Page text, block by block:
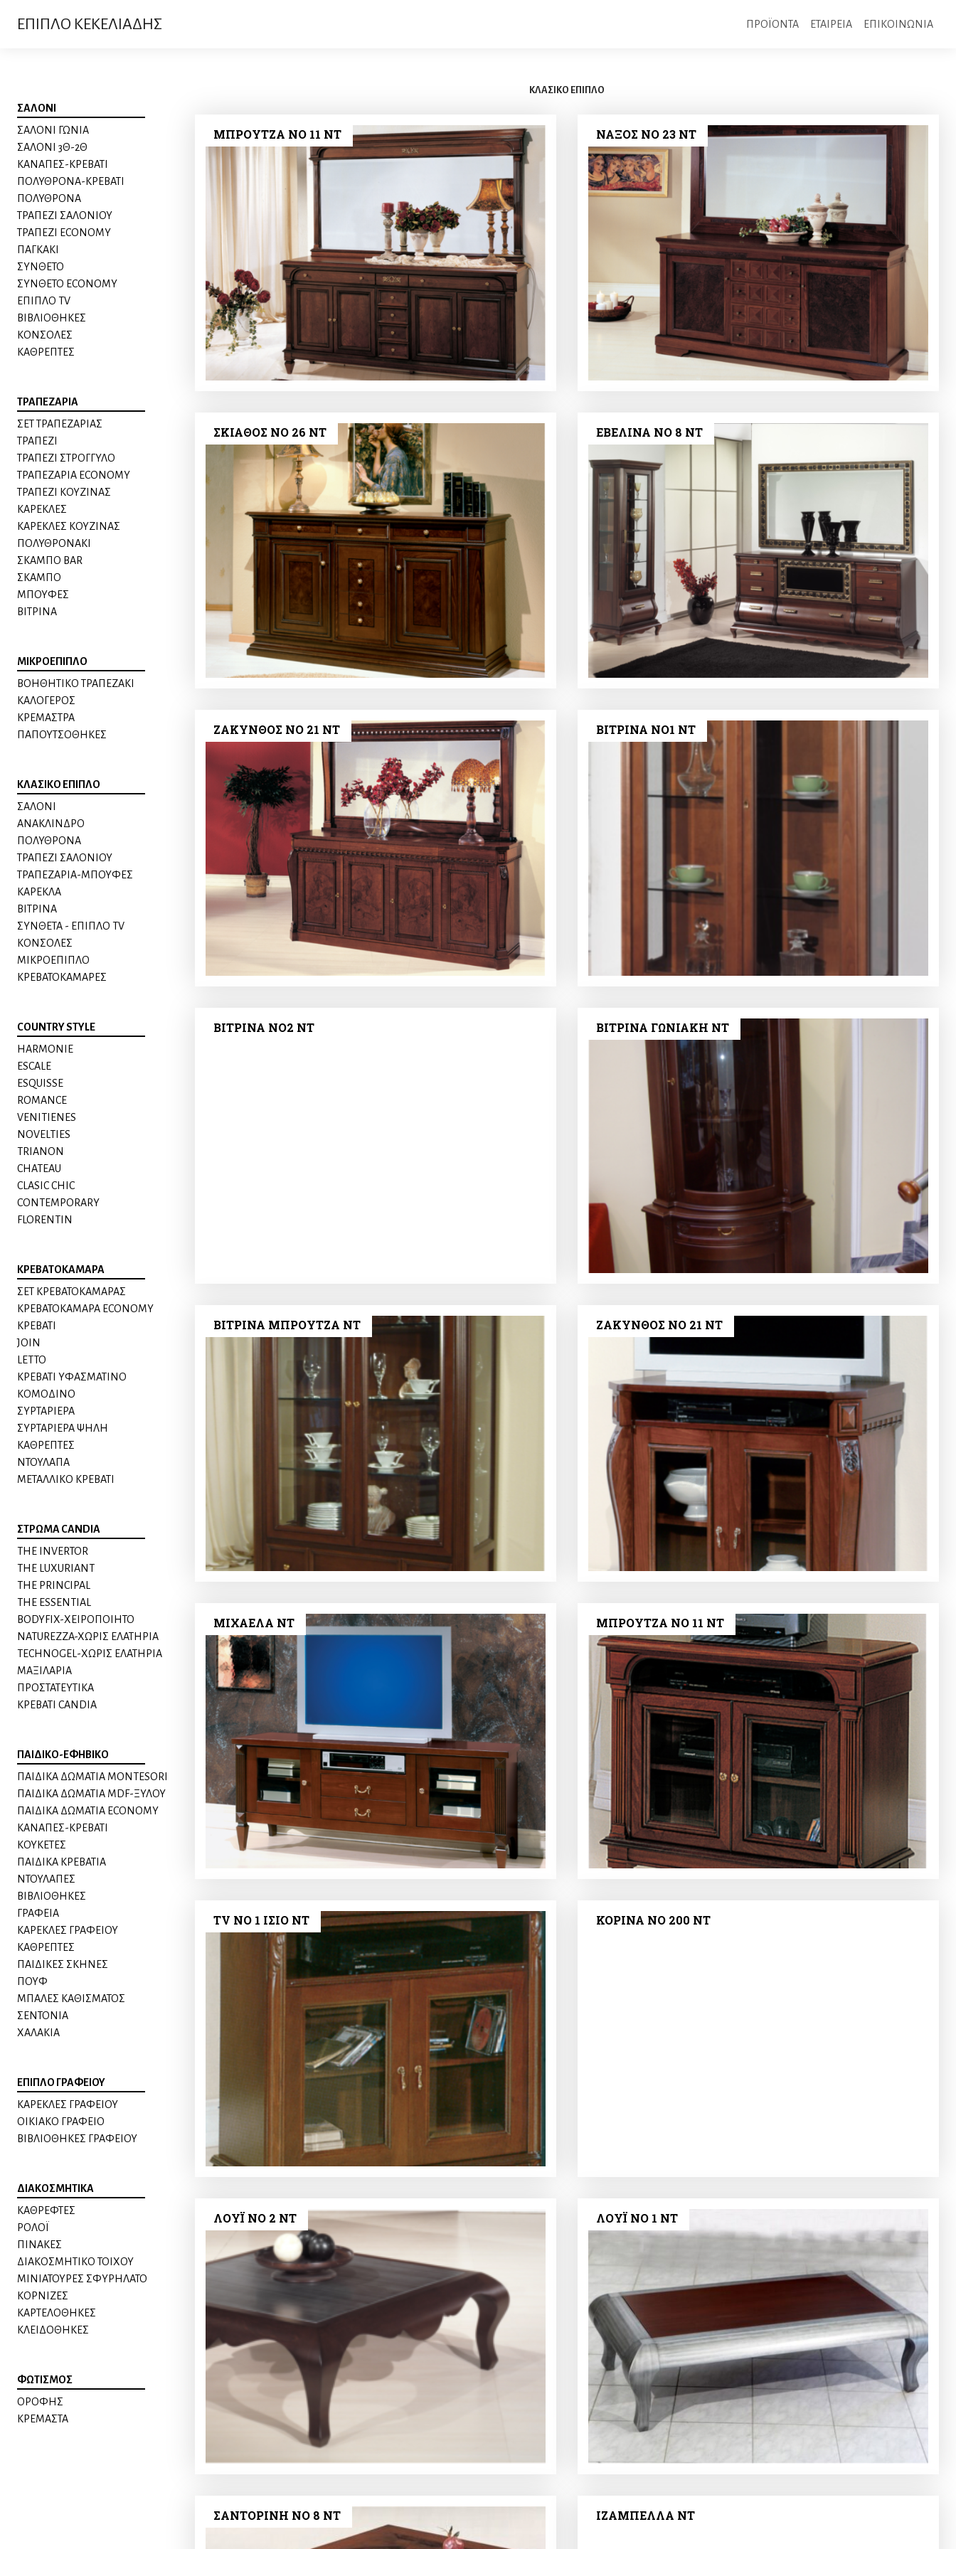
ΕΠΙΠΛΟ ΚΕΚΕΛΙΑΔΗΣ ΠΡΟΪΟΝΤΑ ΕΤΑΙΡΕΙΑ ΕΠΙΚΟΙΝΩΝΙΑ
ΣΑΛΟΝΙ
ΣΑΛΟΝΙ ΓΩΝΙΑ
ΣΑΛΟΝΙ 3Θ-2Θ
ΚΑΝΑΠΕΣ-ΚΡΕΒΑΤΙ
ΠΟΛΥΘΡΟΝΑ-ΚΡΕΒΑΤΙ
ΠΟΛΥΘΡΟΝΑ
ΤΡΑΠΕΖΙ ΣΑΛΟΝΙΟΥ
ΤΡΑΠΕΖΙ ECONOMY
ΠΑΓΚΑΚΙ
ΣΥΝΘΕΤΟ
ΣΥΝΘΕΤΟ ECONOMY
ΕΠΙΠΛΟ TV
ΒΙΒΛΙΟΘΗΚΕΣ
ΚΟΝΣΟΛΕΣ
ΚΑΘΡΕΠΤΕΣ
ΤΡΑΠΕΖΑΡΙΑ
ΣΕΤ ΤΡΑΠΕΖΑΡΙΑΣ
ΤΡΑΠΕΖΙ
ΤΡΑΠΕΖΙ ΣΤΡΟΓΓΥΛΟ
ΤΡΑΠΕΖΑΡΙΑ ECONOMY
ΤΡΑΠΕΖΙ ΚΟΥΖΙΝΑΣ
ΚΑΡΕΚΛΕΣ
ΚΑΡΕΚΛΕΣ ΚΟΥΖΙΝΑΣ
ΠΟΛΥΘΡΟΝΑKI
ΣΚΑΜΠΟ BAR
ΣΚΑΜΠΟ
ΜΠΟΥΦΕΣ
ΒΙΤΡΙΝΑ
ΜΙΚΡΟΕΠΙΠΛΟ
ΒΟΗΘΗΤΙΚΟ ΤΡΑΠΕΖΑΚΙ
ΚΑΛΟΓΕΡΟΣ
ΚΡΕΜΑΣΤΡΑ
ΠΑΠΟΥΤΣΟΘΗΚΕΣ
ΚΛΑΣΙΚΟ ΕΠΙΠΛΟ
ΣΑΛΟΝΙ
ΑΝΑΚΛΙΝΔΡΟ
ΠΟΛΥΘΡΟΝΑ
ΤΡΑΠΕΖΙ ΣΑΛΟΝΙΟΥ
ΤΡΑΠΕΖΑΡΙΑ-ΜΠΟΥΦΕΣ
ΚΑΡΕΚΛΑ
ΒΙΤΡΙΝΑ
ΣΥΝΘΕΤΑ - ΕΠΙΠΛΟ TV
ΚΟΝΣΟΛΕΣ
ΜΙΚΡΟΕΠΙΠΛΟ
ΚΡΕΒΑΤΟΚΑΜΑΡΕΣ
COUNTRY STYLE
HARMONIE
ESCALE
ESQUISSE
ROMANCE
VENITIENES
NOVELTIES
TRIANON
CHATEAU
CLASIC CHIC
CONTEMPORARY
FLORENTIN
ΚΡΕΒΑΤΟΚΑΜΑΡΑ
ΣΕΤ ΚΡΕΒΑΤΟΚΑΜΑΡΑΣ
ΚΡΕΒΑΤΟΚΑΜΑΡΑ ECONOMY
ΚΡΕΒΑΤΙ
JOIN
LETTO
ΚΡΕΒΑΤΙ ΥΦΑΣΜΑΤΙΝΟ
ΚΟΜΟΔΙΝO
ΣΥΡΤΑΡΙΕΡΑ
ΣΥΡΤΑΡΙΕΡΑ ΨΗΛΗ
ΚΑΘΡΕΠΤΕΣ
ΝΤΟΥΛΑΠΑ
ΜΕΤΑΛΛΙΚΟ ΚΡΕΒΑΤΙ
ΣΤΡΩΜΑ CANDIA
THE INVERTOR
THE LUXURIANT
THE PRINCIPAL
THE ESSENTIAL
BODYFIX-ΧΕΙΡΟΠΟΙΗΤΟ
NATUREZZA-XΩΡΙΣ ΕΛΑΤΗΡΙΑ
TECHNOGEL-ΧΩΡΙΣ ΕΛΑΤΗΡΙΑ
MAΞΙΛΑΡΙΑ
ΠΡΟΣΤΑΤΕΥΤΙΚΑ
ΚΡΕΒΑΤΙ CANDIA
ΠΑΙΔΙΚΟ-ΕΦΗΒΙΚΟ
ΠΑΙΔΙΚΑ ΔΩΜΑΤΙΑ MONTESORI
ΠΑΙΔΙΚΑ ΔΩΜΑΤΙΑ MDF-ΞΥΛΟΥ
ΠΑΙΔΙΚΑ ΔΩΜΑΤΙΑ ECONOMY
ΚΑΝΑΠΕΣ-ΚΡΕΒΑΤΙ
KΟΥΚΕΤΕΣ
ΠΑΙΔΙΚΑ ΚΡΕΒΑΤΙΑ
ΝΤΟΥΛΑΠΕΣ
ΒΙΒΛΙΟΘΗΚΕΣ
ΓΡΑΦΕΙΑ
ΚΑΡΕΚΛΕΣ ΓΡΑΦΕΙΟΥ
ΚΑΘΡΕΠΤΕΣ
ΠΑΙΔΙΚΕΣ ΣΚΗΝΕΣ
ΠΟΥΦ
ΜΠΑΛΕΣ ΚΑΘΙΣΜΑΤΟΣ
ΣΕΝΤΟΝΙΑ
ΧΑΛΑΚΙΑ
ΕΠΙΠΛΟ ΓΡΑΦΕΙΟΥ
ΚΑΡΕΚΛΕΣ ΓΡΑΦΕΙΟΥ
ΟΙΚΙΑΚΟ ΓΡΑΦΕΙΟ
ΒΙΒΛΙΟΘΗΚΕΣ ΓΡΑΦΕΙΟΥ
ΔΙΑΚΟΣΜΗΤΙΚΑ
ΚΑΘΡΕΦΤΕΣ
ΡΟΛΟΪ
ΠΙΝΑΚΕΣ
ΔΙΑΚΟΣΜΗΤΙΚΟ ΤΟΙΧΟΥ
ΜΙΝΙΑΤΟΥΡΕΣ ΣΦΥΡΗΛΑΤΟ
ΚΟΡΝΙΖΕΣ
ΚΑΡΤΕΛΟΘΗΚΕΣ
ΚΛΕΙΔΟΘΗΚΕΣ
ΦΩΤΙΣΜΟΣ
ΟΡΟΦΗΣ
ΚΡΕΜΑΣΤΑ
ΚΛΑΣΙΚΟ ΕΠΙΠΛΟ
ΜΠΡΟΥΤΖΑ ΝΟ 11 NT ΝΑΞΟΣ ΝΟ 23 NT
ΣΚΙΑΘΟΣ ΝΟ 26 NT ΕΒΕΛΙΝΑ ΝΟ 8 NT
ΖΑΚΥΝΘΟΣ ΝΟ 21 NT ΒΙΤΡΙΝΑ ΝΟ1 NT
ΒΙΤΡΙΝΑ ΝΟ2 NT ΒΙΤΡΙΝΑ ΓΩΝΙΑΚΗ NT
ΒΙΤΡΙΝΑ ΜΠΡΟΥΤΖΑ NT ΖΑΚΥΝΘΟΣ ΝΟ 21 NT
ΜΙΧΑΕΛΑ NT ΜΠΡΟΥΤΖΑ ΝΟ 11 NT
TV ΝΟ 1 ΙΣΙΟ NT ΚΟΡΙΝΑ ΝΟ 200 NT
ΛΟΥΪ ΝΟ 2 NT ΛΟΥΪ ΝΟ 1 NT
ΣΑΝΤΟΡΙΝΗ ΝΟ 8 NT ΙΖΑΜΠΕΛΛΑ NT